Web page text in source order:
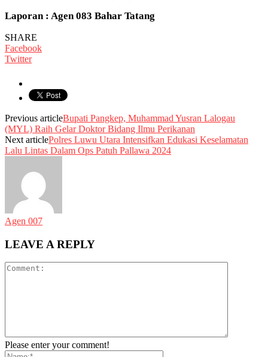
Laporan : Agen 083 Bahar Tatang
SHARE
Facebook
Twitter
Previous articleBupati Pangkep, Muhammad Yusran Lalogau
(MYL) Raih Gelar Doktor Bidang Ilmu Perikanan
Next articlePolres Luwu Utara Intensifkan Edukasi Keselamatan
Lalu Lintas Dalam Ops Patuh Pallawa 2024
Agen 007
LEAVE A REPLY
Please enter your comment!